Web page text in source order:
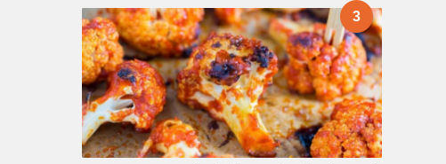
3